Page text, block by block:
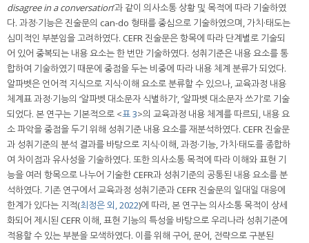
disagree in a conversation’과 같이 의사소통 상황 및 목적에 따라 기술하였
다. 과정·기능은 진술문의 can-do 형태를 중심으로 기술하였으며, 가치·태도는
심미적인 부분임을 고려하였다. CEFR 진술문은 항목에 따라 단계별로 기술되
어 있어 중복되는 내용 요소는 한 번만 기술하였다. 성취기준은 내용 요소를 통
합하여 기술하였기 때문에 중점을 두는 비중에 따라 내용 체계 분류가 되었다.
알파벳은 언어적 지식으로 지식·이해 요소로 분류할 수 있으나, 교육과정 내용
체계표 과정·기능의 ‘알파벳 대소문자 식별하기’, ‘알파벳 대소문자 쓰기’로 기술
되었다. 본 연구는 기본적으로 <표 3>의 교육과정 내용 체계를 따르되, 내용 요
소 파악을 중점을 두기 위해 성취기준 내용 요소를 재분석하였다. CEFR 진술문
과 성취기준의 분석 결과를 바탕으로 지식·이해, 과정·기능, 가치·태도를 종합하
여 차이점과 유사성을 기술하였다. 또한 의사소통 목적에 따라 이해와 표현 기
능을 여러 항목으로 나누어 기술한 CEFR과 성취기준의 공통된 내용 요소를 분
석하였다. 기존 연구에서 교육과정 성취기준과 CEFR 진술문의 일대일 대응에
한계가 있다는 지적(최정은 외, 2022)에 따라, 본 연구는 의사소통 목적이 상세
화되어 제시된 CEFR 이해, 표현 기능의 특성을 바탕으로 우리나라 성취기준에
적용할 수 있는 부분을 모색하였다. 이를 위해 구어, 문어, 전략으로 구분된